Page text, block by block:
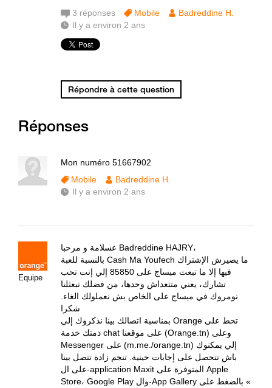
3 réponses Mobile
Badreddine H.
Il y a environ 2 ans
Répondre à cette question
Réponses
Mon numéro 51667902
Mobile
Badreddine H.
Il y a environ 2 ans
Equipe
عسلامة و مرحبا Badreddine HAJRY،
بالنسبة للعبة Cash Ma Youfech ما يصيرش الإشتراك
فيها إلا ما تبعث ميساج على 85850 إلي إنت تحب
تشارك، يعني متتعداش وحدها، من فضلك تبعثلنا
نومروك في ميساج على الخاص بش نعملولك الغاء.
شكرا
بمناسبة اتصالك بينا نذكروك إلي Orange تحط على
ذمتك خدمة chat على موقعنا (Orange.tn) وعلى
Messenger على (m.me./orange.tn) إلي يمكنوك
باش تتحصل على إجابات حينية. تنجم زادة تتصل بينا
على ال-application Maxit المتوفرة على Apple
Store، Google Play وال-App Gallery بالضغط على «